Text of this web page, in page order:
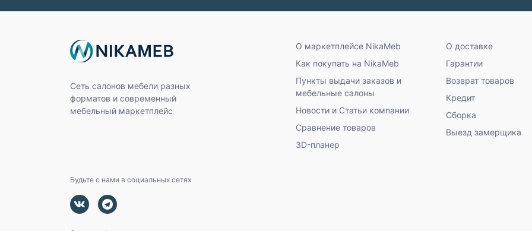
Сеть салонов мебели разных
форматов и современный
мебельный маркетплейс
О маркетплейсе NikaMeb
Как покупать на NikaMeb
Пункты выдачи заказов и
мебельные салоны
Новости и Статьи компании
Сравнение товаров
3D-планер
О доставке
Гарантии
Возврат товаров
Кредит
Сборка
Выезд замерщика
Будьте с нами в социальных сетях